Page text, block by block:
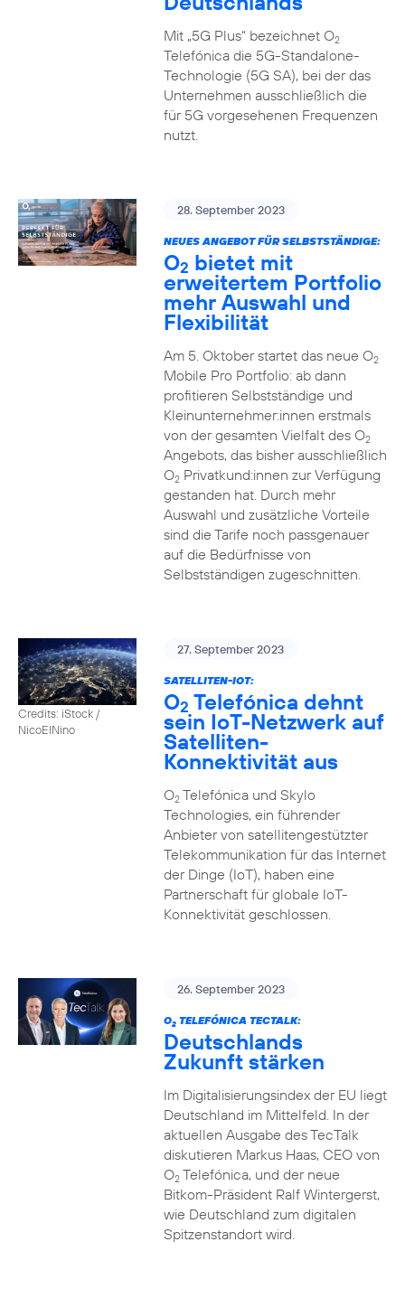
Mit „5G Plus“ bezeichnet O2
Telefónica die 5G-Standalone-
Technologie (5G SA), bei der das
Unternehmen ausschließlich die
für 5G vorgesehenen Frequenzen
nutzt.
28. September 2023
NEUES ANGEBOT FÜR SELBSTSTÄNDIGE:
O2 bietet mit
erweitertem Portfolio
mehr Auswahl und
Flexibilität
Am 5. Oktober startet das neue O2
Mobile Pro Portfolio: ab dann
profitieren Selbstständige und
Kleinunternehmer:innen erstmals
von der gesamten Vielfalt des O2
Angebots, das bisher ausschließlich
O2Privatkund:innen zur Verfügung
gestanden hat. Durch mehr
Auswahl und zusätzliche Vorteile
sind die Tarife noch passgenauer
auf die Bedürfnisse von
Selbstständigen zugeschnitten.
Credits: iStock /
NicoElNino
27. September 2023
SATELLITEN-IOT:
O2 Telefónica dehnt
sein IoT-Netzwerk auf
Satelliten-
Konnektivität aus
O2Telefónica und Skylo
Technologies, ein führender
Anbieter von satellitengestützter
Telekommunikation für das Internet
der Dinge (IoT), haben eine
Partnerschaft für globale IoT-
Konnektivität geschlossen.
26. September 2023
O2TELEFÓNICA TECTALK:
Deutschlands
Zukunft stärken
Im Digitalisierungsindex der EU liegt
Deutschland im Mittelfeld. In der
aktuellen Ausgabe des TecTalk
diskutieren Markus Haas, CEO von
O2Telefónica, und der neue
Bitkom-Präsident Ralf Wintergerst,
wie Deutschland zum digitalen
Spitzenstandort wird.